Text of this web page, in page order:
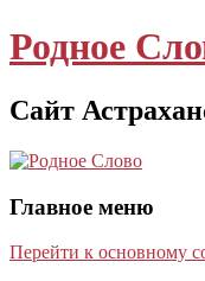
Родное
Сайт
Главное меню
Перейти к основному